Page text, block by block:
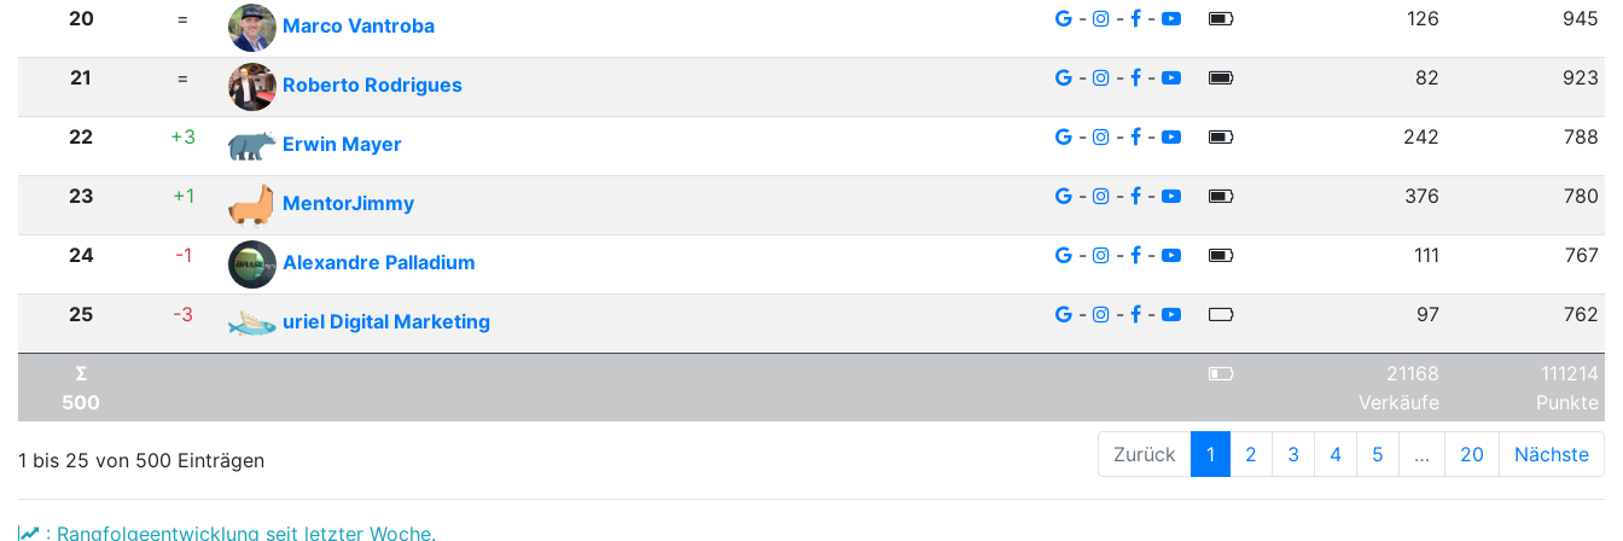
20 = Marco Vantroba - - - 126 945
21 = Roberto Rodrigues - - - 82 923
22 +3 Erwin Mayer - - - 242 788
23 +1 MentorJimmy - - - 376 780
24 -1 Alexandre Palladium - - - 111 767
25 -3 uriel Digital Marketing - - - 97 762
Σ
500
21168
Verkäufe
111214
Punkte
1 bis 25 von 500 Einträgen Zurück 1 2 3 4 5 … 20 Nächste
: Rangfolgeentwicklung seit letzter Woche.